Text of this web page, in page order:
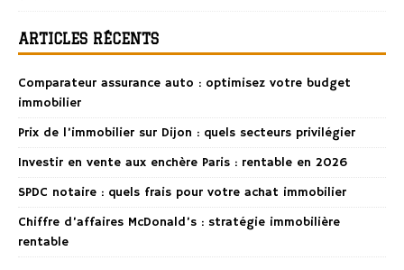
ARTICLES RÉCENTS
Comparateur assurance auto : optimisez votre budget
immobilier
Prix de l’immobilier sur Dijon : quels secteurs privilégier
Investir en vente aux enchère Paris : rentable en 2026
SPDC notaire : quels frais pour votre achat immobilier
Chiffre d’affaires McDonald’s : stratégie immobilière
rentable